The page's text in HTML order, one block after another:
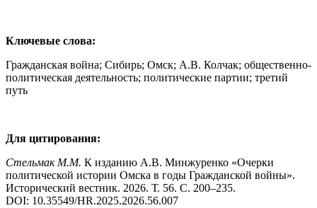
Ключевые слова:
Гражданская война; Сибирь; Омск; А.В. Колчак; общественно-
политическая деятельность; политические партии; третий
путь
Для цитирования:
Стельмак М.М. К изданию А.В. Минжуренко «Очерки
политической истории Омска в годы Гражданской войны».
Исторический вестник. 2026. Т. 56. С. 200–235.
DOI: 10.35549/HR.2025.2026.56.007